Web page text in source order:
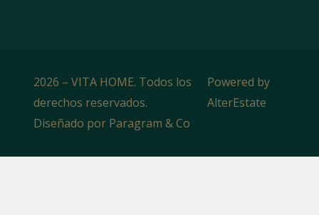
2026 – VITA HOME. Todos los
derechos reservados.
Diseñado por Paragram & Co
Powered by
AlterEstate